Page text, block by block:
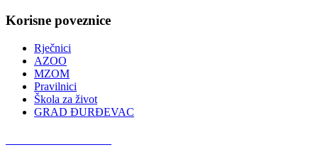
Korisne poveznice
Rječnici
AZOO
MZOM
Pravilnici
Škola za život
GRAD ĐURĐEVAC